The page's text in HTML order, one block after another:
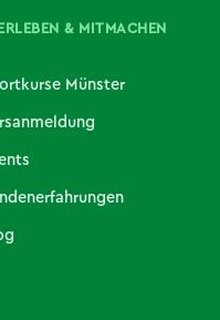
& MITMACHEN
Münster